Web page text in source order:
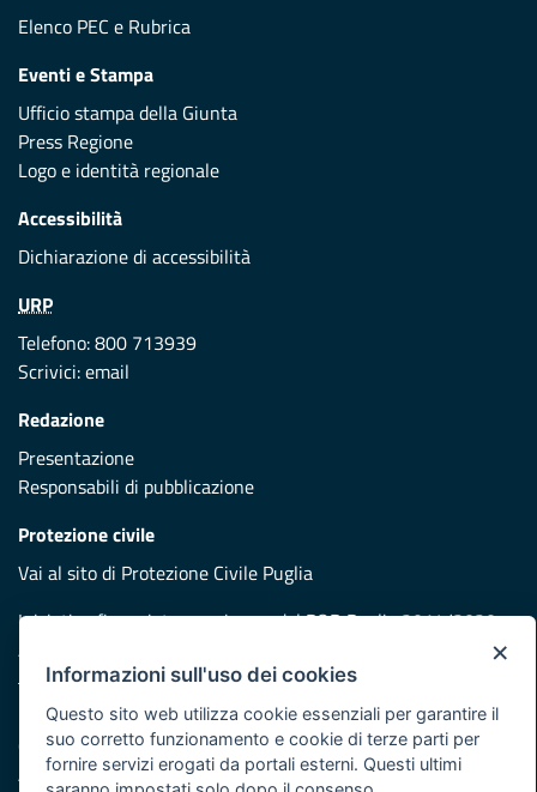
Elenco PEC e Rubrica
Eventi e Stampa
Ufficio stampa della Giunta
Press Regione
Logo e identità regionale
Accessibilità
Dichiarazione di accessibilità
URP
Telefono: 800 713939
Scrivici:email
Redazione
Presentazione
Responsabili di pubblicazione
Protezione civile
Vai al sito di Protezione Civile Puglia
Iniziativa finanziata con risorse del POR Puglia 2014/2020 -
Asse XI
Note legali
Cookie e privacy
Atti di notifica
×
Informazioni sull'uso dei cookies
Questo sito web utilizza cookie essenziali per garantire il
suo corretto funzionamento e cookie di terze parti per
fornire servizi erogati da portali esterni. Questi ultimi